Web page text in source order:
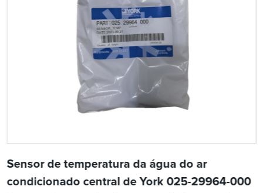
Sensor de temperatura da água do ar
condicionado central de York 025-29964-000